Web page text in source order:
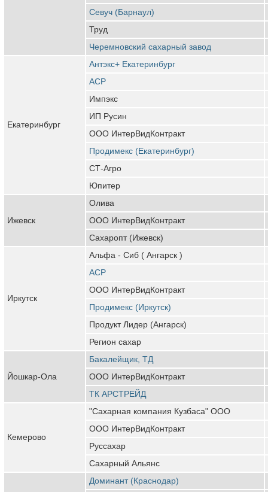
Севуч (Барнаул)
Труд
Черемновский сахарный завод
Екатеринбург
Антэкс+ Екатеринбург
АСР
Импэкс
ИП Русин
ООО ИнтерВидКонтракт
Продимекс (Екатеринбург)
СТ-Агро
Юпитер
Ижевск
Олива
ООО ИнтерВидКонтракт
Сахаропт (Ижевск)
Иркутск
Альфа - Сиб ( Ангарск )
АСР
ООО ИнтерВидКонтракт
Продимекс (Иркутск)
Продукт Лидер (Ангарск)
Регион сахар
Йошкар-Ола
Бакалейщик, ТД
ООО ИнтерВидКонтракт
ТК АРСТРЕЙД
Кемерово
"Сахарная компания Кузбаса" ООО
ООО ИнтерВидКонтракт
Руссахар
Сахарный Альянс
Доминант (Краснодар)